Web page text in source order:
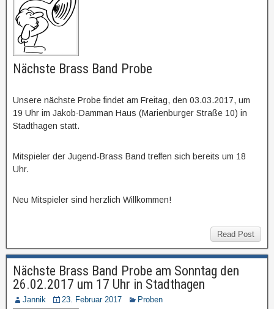
Nächste Brass Band Probe
Unsere nächste Probe findet am Freitag, den 03.03.2017, um
19 Uhr im Jakob-Damman Haus (Marienburger Straße 10) in
Stadthagen statt.
Mitspieler der Jugend-Brass Band treffen sich bereits um 18
Uhr.
Neu Mitspieler sind herzlich Willkommen!
Read Post
Nächste Brass Band Probe am Sonntag den
26.02.2017 um 17 Uhr in Stadthagen
Jannik 23. Februar 2017 Proben